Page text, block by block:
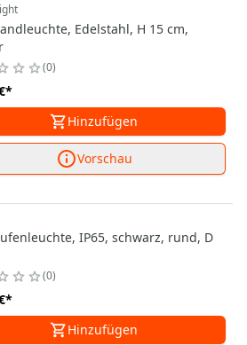
Edelstahl, H 15 cm,
0
*
Hinzufügen
Vorschau
IP65, schwarz, rund, D
0
*
Hinzufügen